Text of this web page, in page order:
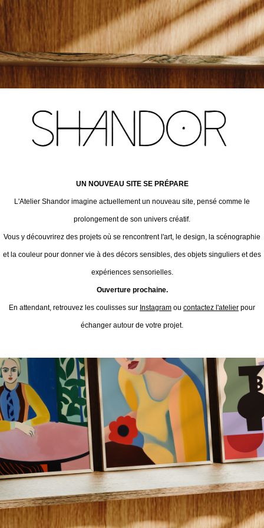
UN NOUVEAU SITE SE PRÉPARE
L'Atelier Shandor imagine actuellement un nouveau site, pensé comme le
prolongement de son univers créatif.
Vous y découvrirez des projets où se rencontrent l'art, le design, la scénographie
et la couleur pour donner vie à des décors sensibles, des objets singuliers et des
expériences sensorielles.
Ouverture prochaine.
En attendant, retrouvez les coulisses sur Instagram ou contactez l'atelier pour
échanger autour de votre projet.